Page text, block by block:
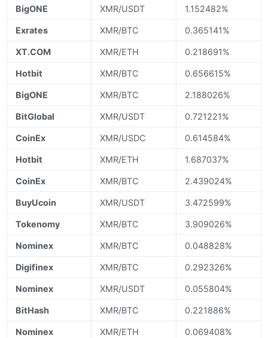
BigONE XMR/USDT 1.152482%
Exrates XMR/BTC 0.365141%
XT.COM XMR/ETH 0.218691%
Hotbit XMR/BTC 0.656615%
BigONE XMR/BTC 2.188026%
BitGlobal XMR/USDT 0.721221%
CoinEx XMR/USDC 0.614584%
Hotbit XMR/ETH 1.687037%
CoinEx XMR/BTC 2.439024%
BuyUcoin XMR/USDT 3.472599%
Tokenomy XMR/BTC 3.909026%
Nominex XMR/BTC 0.048828%
Digifinex XMR/BTC 0.292326%
Nominex XMR/USDT 0.055804%
BitHash XMR/BTC 0.221886%
Nominex XMR/ETH 0.069408%